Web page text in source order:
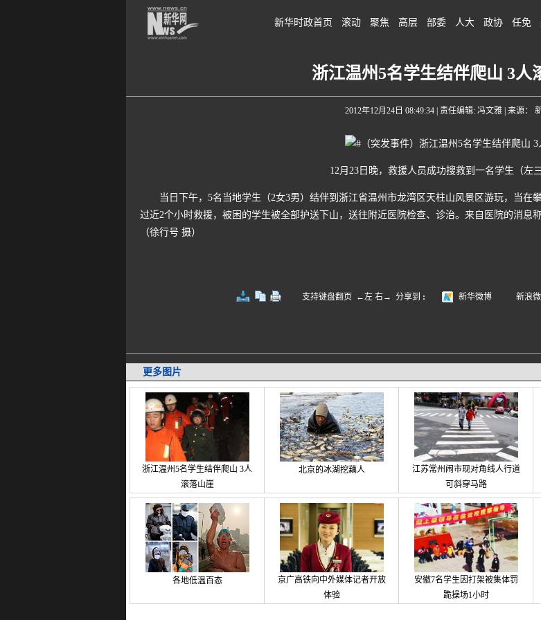
新华时政首页 滚动 聚焦 高层 部委 人大 政协 任免
浙江温州5名学生结伴爬山 3人
2012年12月24日 08:49:34| 责任编辑: 冯文雅 | 来源：
12月23日晚，救援人员成功搜救到一名学生（左三
当日下午，5名当地学生（2女3男）结伴到浙江省温州市龙湾区天柱山风景区游玩，当在
过近2个小时救援，被困的学生被全部护送下山，送往附近医院检查、诊治。来自医院的消息
（徐行号 摄）
支持键盘翻页 ←左 右→ 分享到 : 新华微博 新浪
更多图片
浙江温州5名学生结伴爬山 3人
滚落山崖
北京的冰湖挖藕人
江苏常州闹市现对角线人行道
可斜穿马路
各地低温百态
京广高铁向中外媒体记者开放
体验
安徽7名学生因打架被集体罚
跪操场1小时